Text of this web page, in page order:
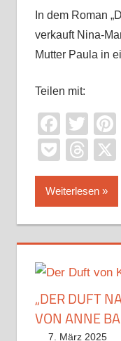
In dem Roman
verkauft Nina-
Mutter Paula in
Teilen mit:
Weiterlesen
„DER DUFT
VON ANNE
7. März 2025